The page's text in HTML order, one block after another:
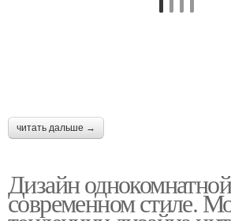
читать дальше →
Дизайн
современном стиле.